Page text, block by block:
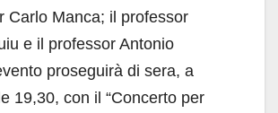
Carlo Manca; il professor
e il professor Antonio
proseguirà di sera, a
19,30, con il “Concerto per